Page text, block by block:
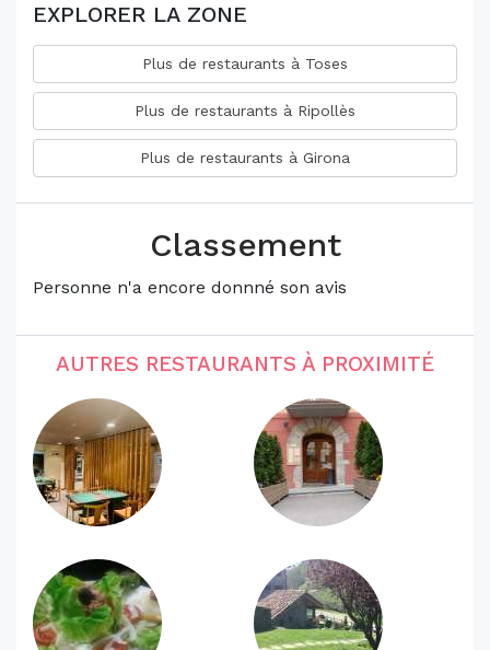
EXPLORER LA ZONE
Plus de restaurants à Toses
Plus de restaurants à Ripollès
Plus de restaurants à Girona
Classement
Personne n'a encore donnné son avis
AUTRES RESTAURANTS À PROXIMITÉ